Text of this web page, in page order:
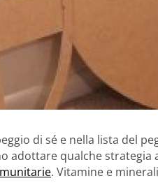
di sé e nella lista del
adottare qualche strategia
. Vitamine e